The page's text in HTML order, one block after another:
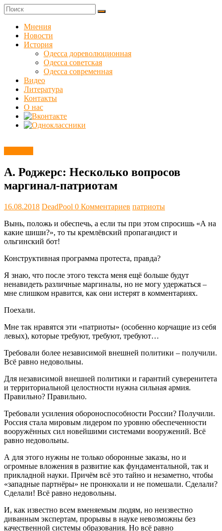
Skip
to
content
Куликовец
Сайт
одесского
сопротивления
Мнения
Новости
История
Одесса дореволюционная
Одесса советская
Одесса современная
Видео
Литература
Контакты
О нас
А. Роджерс: Несколько вопросов
маргинал-патриотам
16.08.2018 DeadPool 0 Комментариев патриоты
Вынь, положь и обеспечь, а если ты при этом спросишь «А на
какие шиши?», то ты кремлёвский пропагандист и
ольгинский бот!
Конструктивная программа протеста, правда?
Я знаю, что после этого текста меня ещё больше будут
ненавидеть различные маргиналы, но не могу удержаться –
мне слишком нравится, как они истерят в комментариях.
Поехали.
Мне так нравятся эти «патриоты» (особенно корчащие из себя
левых), которые требуют, требуют, требуют…
Требовали более независимой внешней политики – получили.
Всё равно недовольны.
Для независимой внешней политики и гарантий суверенитета
и территориальной целостности нужна сильная армия.
Правильно? Правильно.
Требовали усиления обороноспособности России? Получили.
Россия стала мировым лидером по уровню обеспеченности
вооружённых сил новейшими системами вооружений. Всё
равно недовольны.
А для этого нужны не только оборонные заказы, но и
огромные вложения в развитие как фундаментальной, так и
прикладной науки. Причём всё это тайно и незаметно, чтобы
«западные партнёры» не пронюхали и не помешали. Сделали?
Сделали! Всё равно недовольны.
И, как известно всем вменяемым людям, но неизвестно
диванным экспертам, прорывы в науке невозможны без
качественной системы образования. Но всё равно